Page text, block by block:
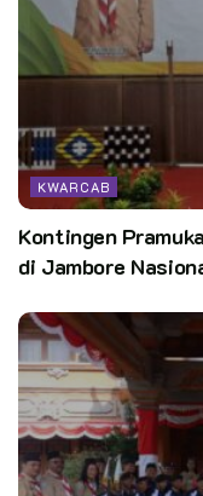
Kegiatan East Java
daring melalui zoom
15.00 WIB.
Indar (Gubernur
Kwarda Jawa Timur).
dimeriahkan oleh
Foto: Dok. DKC
KWARCAB
Kontingen
di Jambore